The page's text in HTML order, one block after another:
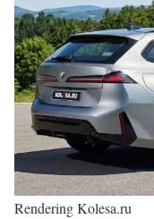
Rendering Kolesa.ru